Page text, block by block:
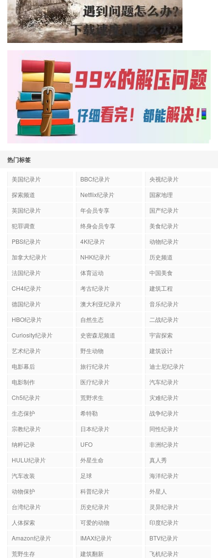
热门标签
美国纪录片 BBC纪录片
央视纪录片
探索频道
Netflix纪录片
国家地理
英国纪录片
年会员专享
国产纪录片
犯罪调查
终身会员专享
美食纪录片
PBS纪录片
4K纪录片
动物纪录片
加拿大纪录片
NHK纪录片
历史频道
法国纪录片
体育运动
中国美食
CH4纪录片
考古纪录片
建筑工程
德国纪录片
澳大利亚纪录片
音乐纪录片
HBO纪录片
自然生态
二战纪录片
Curiosity纪录片
史密森尼频道
宇宙探索
艺术纪录片
野生动物
建筑设计
电影幕后
旅行纪录片
迪士尼纪录片
电影制作
医疗纪录片
汽车纪录片
Ch5纪录片
荒野求生
灾难纪录片
生态保护
希特勒
战争纪录片
宗教纪录片
日本纪录片
同性纪录片
纳粹记录
UFO
非洲纪录片
HULU纪录片
外星生命
真人秀
汽车改装
足球
海洋纪录片
动物保护
科普纪录片
外星人
台湾纪录片
历史纪录片
灵异纪录片
人体探索
可爱的动物
印度纪录片
Amazon纪录片
IMAX纪录片
BTV纪录片
荒野生存
建筑翻新
飞机纪录片